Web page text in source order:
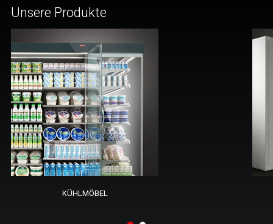
Unsere Produkte
KÜHLMÖBEL